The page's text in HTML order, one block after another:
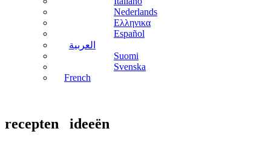
Nederlands
Ελληνικα
Español
العربية
Suomi
Svenska
French
recepten ideeën